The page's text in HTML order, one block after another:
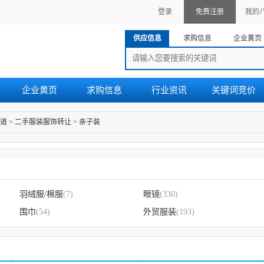
登录 免费注册 我的
供应信息 求购信息 企业黄页
企业黄页 求购信息 行业资讯 关键词竞价
> 二手服装服饰转让 > 亲子装
羽绒服/棉服(7) 眼镜(330)
围巾(54) 外贸服装(193)